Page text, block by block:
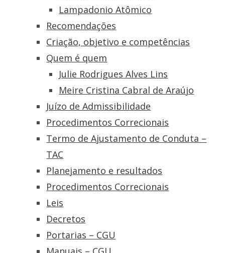
Lampadonio Atômico
Recomendações
Criação, objetivo e competências
Quem é quem
Julie Rodrigues Alves Lins
Meire Cristina Cabral de Araújo
Juízo de Admissibilidade
Procedimentos Correcionais
Termo de Ajustamento de Conduta –
TAC
Planejamento e resultados
Procedimentos Correcionais
Leis
Decretos
Portarias – CGU